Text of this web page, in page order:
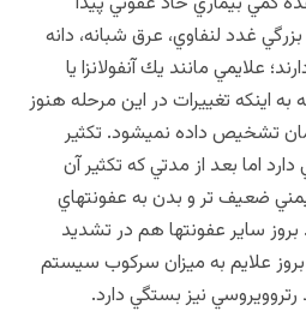
غدد لنفاوي، عرق شبانه، دانه
علایمي مانند یك آنفولانزا یا
اینكه تغییرات در این مرحله هنوز
تشخیص داده نمیشود. تكثیر
اما بعد از مدتي که تكثیر آن
ضعیف تر و بدن به عفونتهاي
سایر عفونتها هم در تشدید
علایم به میزان سرکوب سیستم
نیز بستگي دارد.